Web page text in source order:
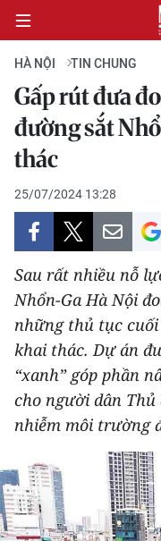
CHÍNH TRỊ
KINH TẾ
VĂN HÓA
XÃ HỘI
PHÁP LUẬT
DU LỊCH
THẾ GIỚI
THỂ THAO
GIÁO DỤC
Y TẾ
HÀ NỘI TIN CHUNG
Gấp rút đưa
đường sắt
thác
25/07/2024 13:28
Sau rất nhiều nỗ
Nhổn-Ga Hà Nội
những thủ tục
khai thác. Dự án
“xanh” góp phần
cho người dân Thủ
nhiễm môi trường